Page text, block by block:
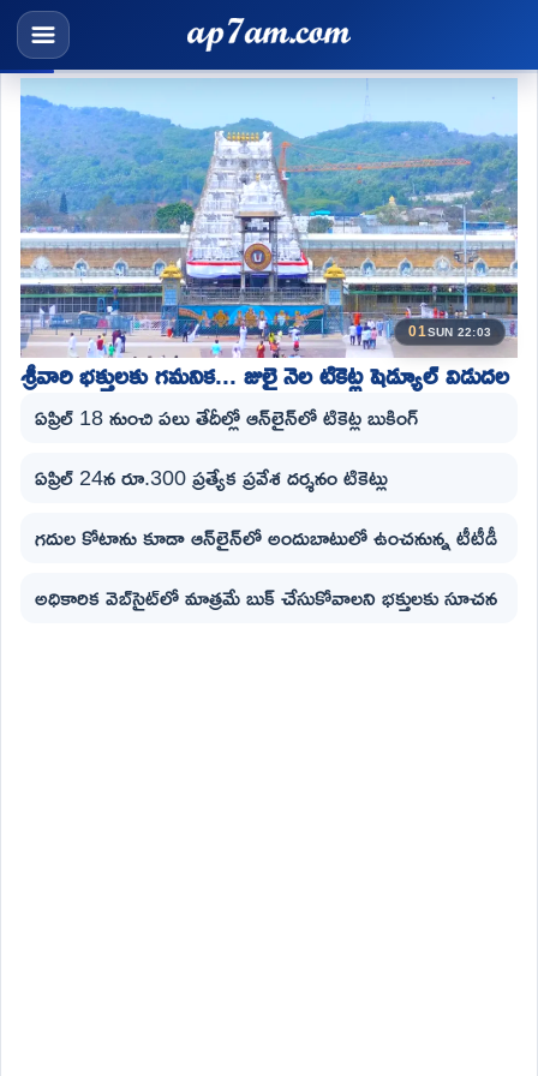
01SUN 22:03
శ్రీవారి భక్తులకు గమనిక... జులై నెల టికెట్ల షెడ్యూల్ విడుదల
ఏప్రిల్ 18 నుంచి పలు తేదీల్లో ఆన్‌లైన్‌లో టికెట్ల బుకింగ్
ఏప్రిల్ 24న రూ.300 ప్రత్యేక ప్రవేశ దర్శనం టికెట్లు
గదుల కోటాను కూడా ఆన్‌లైన్‌లో అందుబాటులో ఉంచనున్న టీటీడీ
అధికారిక వెబ్‌సైట్‌లో మాత్రమే బుక్ చేసుకోవాలని భక్తులకు సూచన